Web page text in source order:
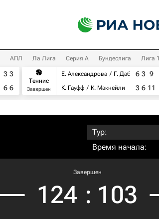
АПЛ Ла Лига Серия А Бундеслига Лига 1
3 3
6 6
Теннис
Завершен
Е. Александрова
Г. Дабровски
К. Гауфф
К. Макнейли
6 3 9
3 6 11
Тур:
Время начала:
Завершен
124 : 103